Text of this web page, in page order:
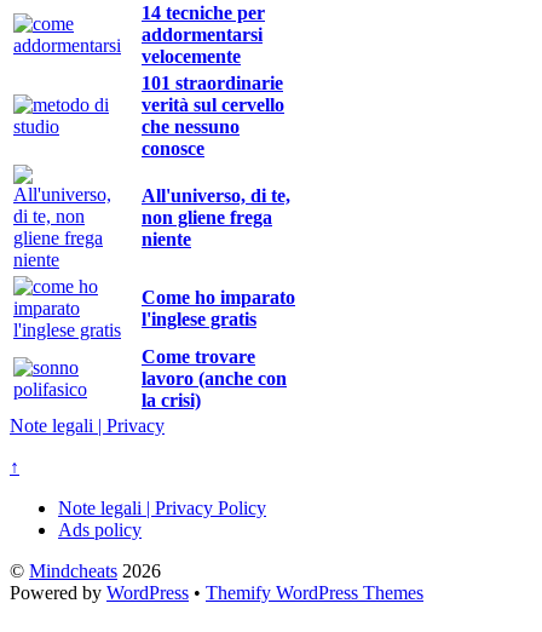
14 tecniche per
addormentarsi
velocemente
101 straordinarie
verità sul cervello
che nessuno
conosce
All'universo, di te,
non gliene frega
niente
Come ho imparato
l'inglese gratis
Come trovare
lavoro (anche con
la crisi)
Note legali | Privacy
↑
Note legali | Privacy Policy
Ads policy
© Mindcheats 2026
Powered by WordPress • Themify WordPress Themes